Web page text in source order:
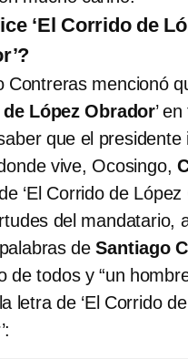
‘El Corrido de
Contreras mencionó
López Obrador’
que el presidente
vive, Ocosingo,
‘El Corrido de López
del mandatario,
deSantiago
de todos y “un
letra de ‘El Corrido de